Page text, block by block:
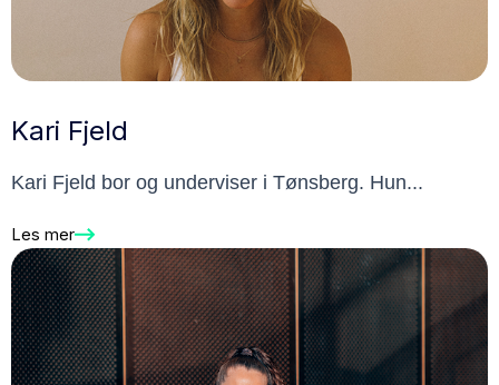
Kari Fjeld
Kari Fjeld bor og underviser i Tønsberg. Hun...
Les mer